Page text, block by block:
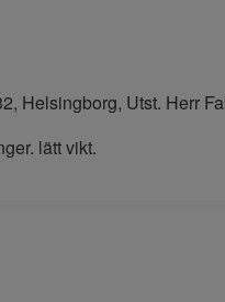
Helsingborg, Utst. Herr
lätt vikt.